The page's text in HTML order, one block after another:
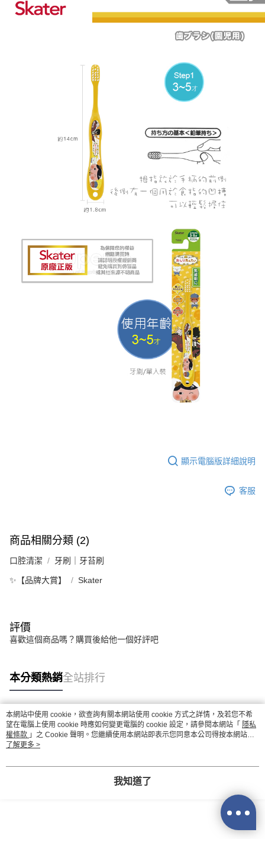
５．嚴禁一人註冊多個帳號或使用他人資訊註冊。若發現惡意使用之情形，
恩沛科技股份有限公司將有權停止該用戶之使用額度並採取法律行動。
顯示電腦版詳細說明
客服
商品相關分類 (2)
口腔清潔 牙刷｜牙苔刷
✨【品牌大賞】 Skater
評價
喜歡這個商品嗎？購買後給他一個好評吧
本分類熱銷全站排行
熱門標籤
本網站中使用 cookie，欲查詢有關本網站使用 cookie 方式之詳情，及若您不希
望在電腦上使用 cookie 時應如何變更電腦的 cookie 設定，請參閱本網站「 隱私
權條款 」之 Cookie 聲明。您繼續使用本網站即表示您同意本公司得按本網站使
用條款之 Cookie 聲明使用 cookie。
了解更多 >
我知道了